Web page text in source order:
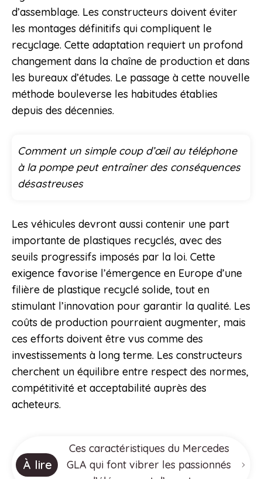
d’assemblage. Les constructeurs doivent éviter
les montages définitifs qui compliquent le
recyclage. Cette adaptation requiert un profond
changement dans la chaîne de production et dans
les bureaux d’études. Le passage à cette nouvelle
méthode bouleverse les habitudes établies
depuis des décennies.
Comment un simple coup d’œil au téléphone
à la pompe peut entraîner des conséquences
désastreuses
Les véhicules devront aussi contenir une part
importante de plastiques recyclés, avec des
seuils progressifs imposés par la loi. Cette
exigence favorise l’émergence en Europe d’une
filière de plastique recyclé solide, tout en
stimulant l’innovation pour garantir la qualité. Les
coûts de production pourraient augmenter, mais
ces efforts doivent être vus comme des
investissements à long terme. Les constructeurs
cherchent un équilibre entre respect des normes,
compétitivité et acceptabilité auprès des
acheteurs.
À lire
Ces caractéristiques du Mercedes
GLA qui font vibrer les passionnés